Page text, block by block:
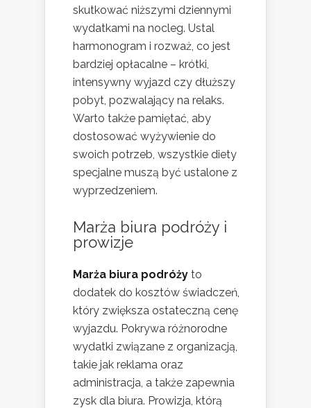
skutkować niższymi dziennymi
wydatkami na nocleg. Ustal
harmonogram i rozważ, co jest
bardziej opłacalne – krótki,
intensywny wyjazd czy dłuższy
pobyt, pozwalający na relaks.
Warto także pamiętać, aby
dostosować wyżywienie do
swoich potrzeb, wszystkie diety
specjalne muszą być ustalone z
wyprzedzeniem.
Marża biura podróży i
prowizje
Marża biura podróży to
dodatek do kosztów świadczeń,
który zwiększa ostateczną cenę
wyjazdu. Pokrywa różnorodne
wydatki związane z organizacją,
takie jak reklama oraz
administracja, a także zapewnia
zysk dla biura. Prowizja, którą